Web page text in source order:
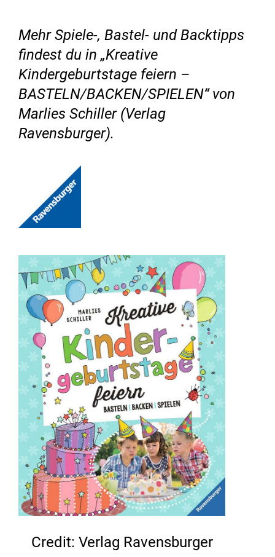
Mehr Spiele-, Bastel- und Backtipps
findest du in „Kreative
Kindergeburtstage feiern –
BASTELN/BACKEN/SPIELEN“ von
Marlies Schiller (Verlag
Ravensburger).
Credit: Verlag Ravensburger